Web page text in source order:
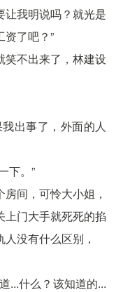
让我明说吗？就光是
了吧？”
笑不出来了，林建设
出事了，外面的人
下。”
间，可怜大小姐，
上门大手就死死的掐
没有什么区别，
...什么？该知道的...